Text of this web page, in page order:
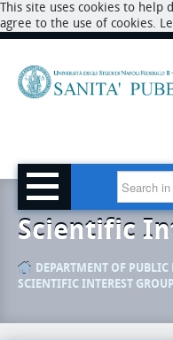
This site uses cookies to help
agree to the use of cookies.
Scientific
DEPARTMENT OF PUBLIC
SCIENTIFIC INTEREST GROUP